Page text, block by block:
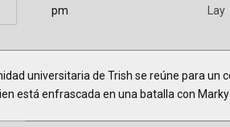
pm
Lay
universitaria de Trish se reúne para un
está enfrascada en una batalla con